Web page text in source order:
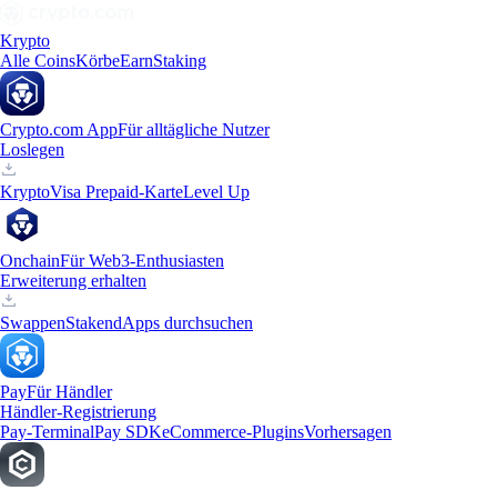
Krypto
Alle CoinsKörbeEarnStaking
Crypto.com AppFür alltägliche Nutzer
Loslegen
KryptoVisa Prepaid-KarteLevel Up
OnchainFür Web3-Enthusiasten
Erweiterung erhalten
SwappenStakendApps durchsuchen
PayFür Händler
Händler-Registrierung
Pay-TerminalPay SDKeCommerce-PluginsVorhersagen